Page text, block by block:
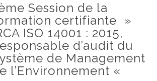
Session de la
certifiante »
ISO 14001 : 2015,
d’audit du
de Management
l’Environnement «